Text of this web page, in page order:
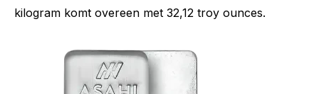
kilogram komt overeen met 32,12 troy ounces.